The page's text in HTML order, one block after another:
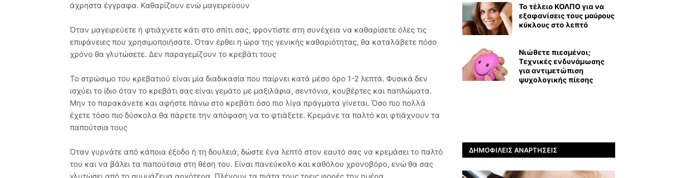
άχρηστα έγγραφα. Καθαρίζουν ενώ μαγειρεύουν
Όταν μαγειρεύετε ή φτιάχνετε κάτι στο σπίτι σας, φροντίστε στη συνέχεια να καθαρίσετε όλες τις
επιφάνειες που χρησιμοποιήσατε. Όταν έρθει η ώρα της γενικής καθαριότητας, θα καταλάβετε πόσο
χρόνο θα γλυτώσετε. Δεν παραγεμίζουν το κρεβάτι τους
Το στρώσιμo του κρεβατιού είναι μία διαδικασία που παίρνει κατά μέσο όρο 1-2 λεπτά. Φυσικά δεν
ισχύει το ίδιο όταν το κρεβάτι σας είναι γεμάτο με μαξιλάρια, σεντόνια, κουβέρτες και παπλώματα.
Μην το παρακάνετε και αφήστε πάνω στο κρεβάτι όσο πιο λίγα πράγματα γίνεται. Όσο πιο πολλά
έχετε τόσο πιο δύσκολα θα πάρετε την απόφαση να το φτιάξετε. Κρεμάνε τα παλτό και φτιάχνουν τα
παπούτσια τους
Όταν γυρνάτε από κάποια έξοδο ή τη δουλειά, δώστε ένα λεπτό στον εαυτό σας να κρεμάσει το παλτό
του και να βάλει τα παπούτσια στη θέση του. Είναι πανεύκολο και καθόλου χρονοβόρο, ενώ θα σας
Το τέλειο ΚΟΛΠΟ για να
εξαφανίσεις τους μαύρους
κύκλους στο λεπτό
Νιώθετε πιεσμένοι;
Τεχνικές ενδυνάμωσης
για αντιμετώπιση
ψυχολογικής πίεσης
ΔΗΜΟΦΙΛΕΊΣ ΑΝΑΡΤΉΣΕΙΣ